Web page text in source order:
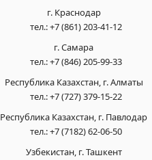
г. Краснодар
тел.:+7 (861) 203-41-12
г. Самара
тел.:+7 (846) 205-99-33
Республика Казахстан, г. Алматы
тел.:+7 (727) 379-15-22
Республика Казахстан, г. Павлодар
тел.:+7 (7182) 62-06-50
Узбекистан, г. Ташкент